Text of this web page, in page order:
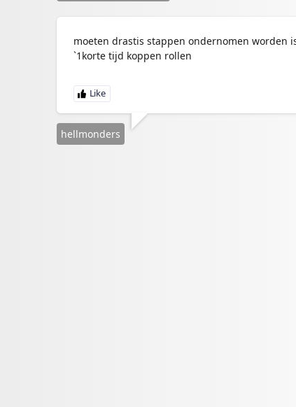
moeten drastis stappen ondernomen worden
`1korte tijd koppen rollen
hellmonders